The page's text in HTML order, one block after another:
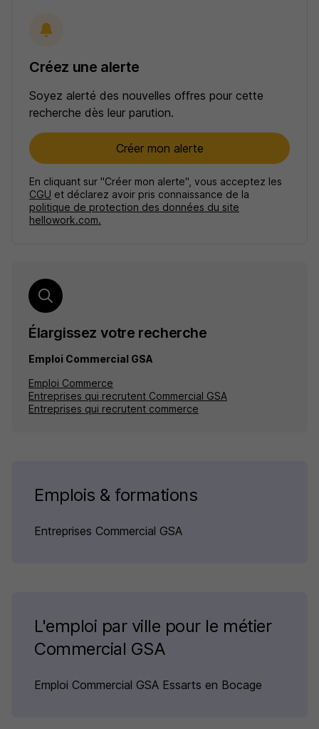
Créez une alerte
Soyez alerté des nouvelles offres pour cette
recherche dès leur parution.
Créer mon alerte
En cliquant sur "Créer mon alerte", vous acceptez les
CGU et déclarez avoir pris connaissance de la
politique de protection des données du site
hellowork.com.
Élargissez votre recherche
Emploi Commercial GSA
Emploi Commerce
Entreprises qui recrutent Commercial GSA
Entreprises qui recrutent commerce
Emplois & formations
Entreprises Commercial GSA
L'emploi par ville pour le métier
Commercial GSA
Emploi Commercial GSA Essarts en Bocage